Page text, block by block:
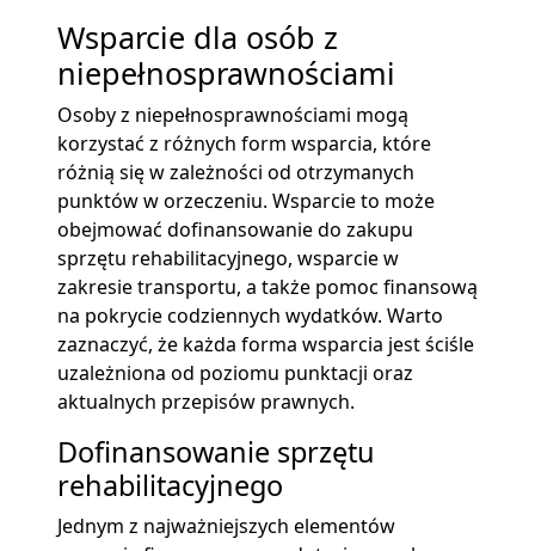
Wsparcie dla osób z
niepełnosprawnościami
Osoby z niepełnosprawnościami mogą
korzystać z różnych form wsparcia, które
różnią się w zależności od otrzymanych
punktów w orzeczeniu. Wsparcie to może
obejmować dofinansowanie do zakupu
sprzętu rehabilitacyjnego, wsparcie w
zakresie transportu, a także pomoc finansową
na pokrycie codziennych wydatków. Warto
zaznaczyć, że każda forma wsparcia jest ściśle
uzależniona od poziomu punktacji oraz
aktualnych przepisów prawnych.
Dofinansowanie sprzętu
rehabilitacyjnego
Jednym z najważniejszych elementów